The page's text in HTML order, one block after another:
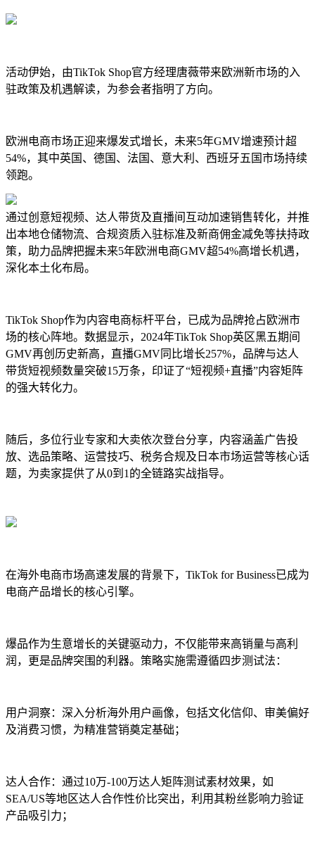
活动伊始，由TikTok Shop官方经理唐薇带来欧洲新市场的入
驻政策及机遇解读，为参会者指明了方向。
欧洲电商市场正迎来爆发式增长，未来5年GMV增速预计超
54%，其中英国、德国、法国、意大利、西班牙五国市场持续
领跑。
通过创意短视频、达人带货及直播间互动加速销售转化，并推
出本地仓储物流、合规资质入驻标准及新商佣金减免等扶持政
策，助力品牌把握未来5年欧洲电商GMV超54%高增长机遇，
深化本土化布局。
TikTok Shop作为内容电商标杆平台，已成为品牌抢占欧洲市
场的核心阵地。数据显示，2024年TikTok Shop英区黑五期间
GMV再创历史新高，直播GMV同比增长257%，品牌与达人
带货短视频数量突破15万条，印证了“短视频+直播”内容矩阵
的强大转化力。
随后，多位行业专家和大卖依次登台分享，内容涵盖广告投
放、选品策略、运营技巧、税务合规及日本市场运营等核心话
题，为卖家提供了从0到1的全链路实战指导。
在海外电商市场高速发展的背景下，TikTok for Business已成为
电商产品增长的核心引擎。
爆品作为生意增长的关键驱动力，不仅能带来高销量与高利
润，更是品牌突围的利器。策略实施需遵循四步测试法：
用户洞察：深入分析海外用户画像，包括文化信仰、审美偏好
及消费习惯，为精准营销奠定基础；
达人合作：通过10万-100万达人矩阵测试素材效果，如
SEA/US等地区达人合作性价比突出，利用其粉丝影响力验证
产品吸引力；